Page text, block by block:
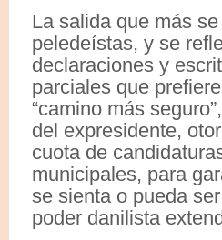
La salida que más
peledeístas, y se
declaraciones y
parciales que
“camino más
del expresidente,
cuota de
municipales, para
se sienta o pueda
poder danilista